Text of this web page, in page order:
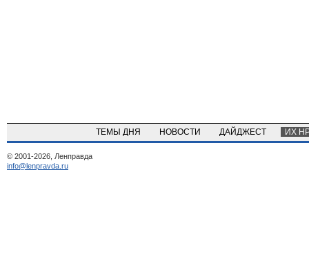
ТЕМЫ ДНЯ НОВОСТИ ДАЙДЖЕСТ ИХ
© 2001-2026, Ленправда
info@lenpravda.ru